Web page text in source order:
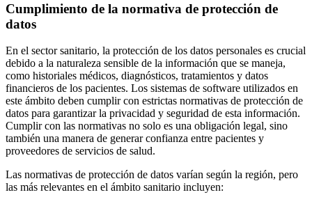
Cumplimiento de la normativa de protección de
datos
En el sector sanitario, la protección de los datos personales es crucial
debido a la naturaleza sensible de la información que se maneja,
como historiales médicos, diagnósticos, tratamientos y datos
financieros de los pacientes. Los sistemas de software utilizados en
este ámbito deben cumplir con estrictas normativas de protección de
datos para garantizar la privacidad y seguridad de esta información.
Cumplir con las normativas no solo es una obligación legal, sino
también una manera de generar confianza entre pacientes y
proveedores de servicios de salud.
Las normativas de protección de datos varían según la región, pero
las más relevantes en el ámbito sanitario incluyen: